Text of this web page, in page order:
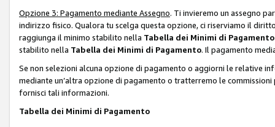
Opzione 3: Pagamento mediante Assegno. Ti invieremo un assegno
indirizzo fisico. Qualora tu scelga questa opzione, ci riserviamo il
raggiunga il minimo stabilito nella Tabella dei Minimi di Pagamento
stabilito nella Tabella dei Minimi di Pagamento. Il pagamento
Se non selezioni alcuna opzione di pagamento o aggiorni le relative
mediante un’altra opzione di pagamento o tratterremo le
fornisci tali informazioni.
Tabella dei Minimi di Pagamento